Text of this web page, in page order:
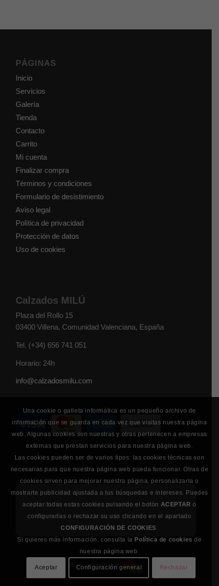
PÁGINAS
Inicio
Servicios
Galería
Tienda
Contacto
Carrito
Mi cuenta
Finalizar compra
Términos y condiciones
Formulario de desistimiento
Aviso legal
Política de privacidad
Protección de datos
Uso de cookies
Calzados MILÚ
Plaza del Rollo 15
03400 Villena, Comunidad Valenciana, España
Tel. (+34) 656 741 051
Horario: 24h
info@calzadosmilu.com
Para la correcta visualización, debe aceptar las
cookies.
Web creada por
Una cookie o galleta informática es un pequeño archivo de
información que se guarda en cada vez que visitas nuestra página
web. Algunas cookies son nuestras y otras pertenecen a empresas
externas que prestan servicios para nuestra página web.
Las cookies pueden ser de varios tipos: las cookies técnicas son
necesarias para que nuestra página web pueda funcionar. Otras de
cookies sirven para mejorar nuestra página, personalizarla o
mostrarte publicidad ajustada a tus búsquedas e intereses. Puedes
aceptar todas estas cookies pulsando el botón ACEPTAR o
configurarlas o rechazar su uso clicando en el apartado
CONFIGURACIÓN DE COOKIES.
Si quieres más información, consulta la Política de cookies de
nuestra página web.
Aceptar Configuración general Rechazar